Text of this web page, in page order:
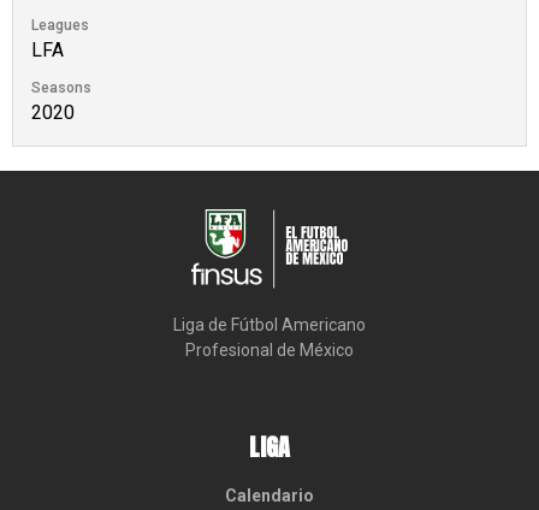
Leagues
LFA
Seasons
2020
Liga de Fútbol Americano
Profesional de México
LIGA
Calendario